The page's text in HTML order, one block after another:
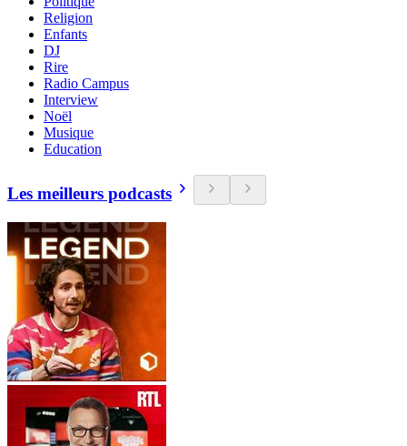
Religion
Enfants
DJ
Rire
Radio Campus
Interview
Noël
Musique
Education
Les meilleurs podcasts